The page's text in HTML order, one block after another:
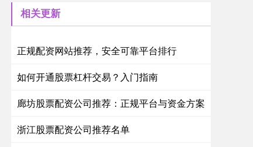
相关更新
正规配资网站推荐，安全可靠平台排行
如何开通股票杠杆交易？入门指南
廊坊股票配资公司推荐：正规平台与资金方案
浙江股票配资公司推荐名单